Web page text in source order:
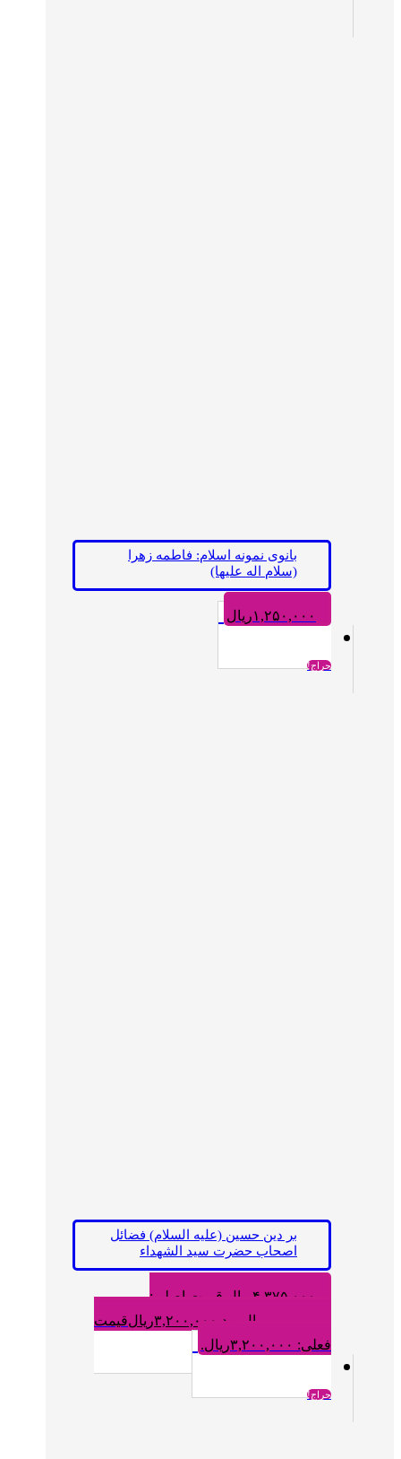
بانوی نمونه اسلام: فاطمه زهرا
(سلام اله علیها)
۱,۲۵۰,۰۰۰ریال
حراج!
بر دین حسین (علیه السلام) فضائل
اصحاب حضرت سید الشهداء
۴,۳۷۵,۰۰۰ ریال
قیمت اصلی:
۳,۲۰۰,۰۰۰ریالقیمت
فعلی: ۳,۲۰۰,۰۰۰ریال.
حراج!